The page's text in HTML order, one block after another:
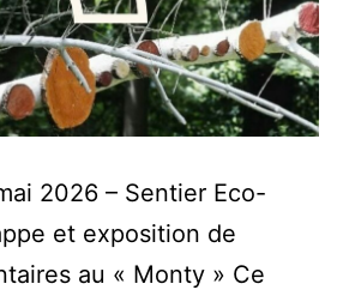
2026 – Sentier Eco-
et exposition de
au « Monty » Ce